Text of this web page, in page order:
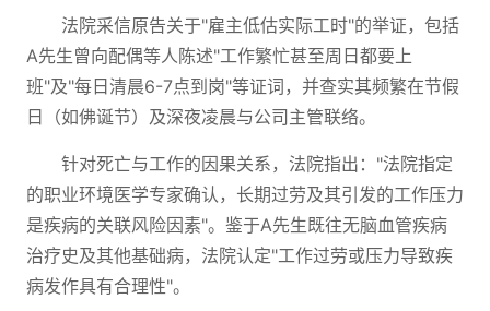
法院采信原告关于"雇主低估实际工时"的举证，包括
A先生曾向配偶等人陈述"工作繁忙甚至周日都要上
班"及"每日清晨6-7点到岗"等证词，并查实其频繁在节假
日（如佛诞节）及深夜凌晨与公司主管联络。
针对死亡与工作的因果关系，法院指出："法院指定
的职业环境医学专家确认，长期过劳及其引发的工作压力
是疾病的关联风险因素"。鉴于A先生既往无脑血管疾病
治疗史及其他基础病，法院认定"工作过劳或压力导致疾
病发作具有合理性"。